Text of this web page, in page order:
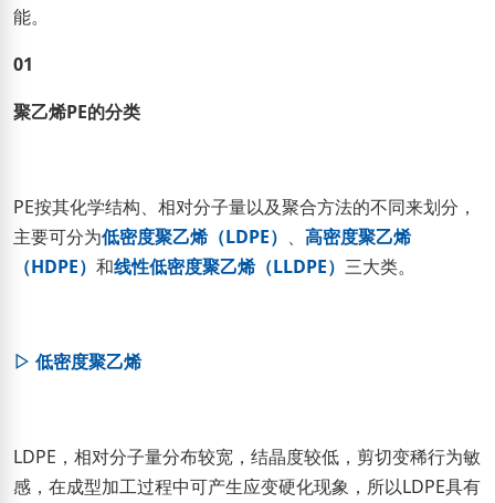
能。
01
聚乙烯PE的分类
PE按其化学结构、相对分子量以及聚合方法的不同来划分，
主要可分为低密度聚乙烯（LDPE） 、 高密度聚乙烯
（HDPE） 和线性低密度聚乙烯（LLDPE） 三大类。
▷ 低密度聚乙烯
LDPE，相对分子量分布较宽，结晶度较低，剪切变稀行为敏
感，在成型加工过程中可产生应变硬化现象，所以LDPE具有